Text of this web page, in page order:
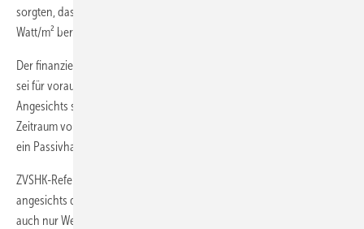
sorgten, dass unter anderem die geringe Heizlast von weniger als 10
Watt/m² bereitgestellt werden könne.
Der finanzielle Mehraufwand von derzeit etwa 15 % für ein Passivhaus
sei für vorausschauende Bauherren kein Hinderungsgrund mehr.
Angesichts steigender Energiekosten, die jetzt bereits über einen
Zeitraum von 50 Jahren betrachtet werden müssten, könne nur noch
ein Passivhaus propagiert werden, war seine These.
ZVSHK-Referent Matthias Wagnitz sah in seinen Einschätzungen
angesichts der angestrebten Klimaschutzziele der Bundesregierung
auch nur Wege, die zum Passivhaus und darüber hinaus zur